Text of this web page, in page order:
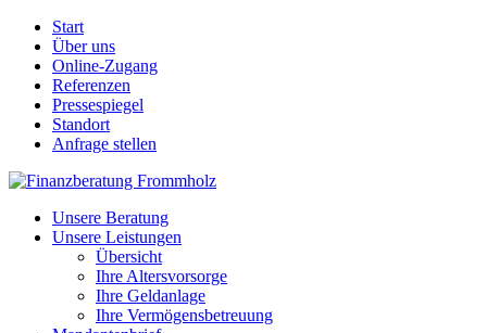
Start
Über uns
Online-Zugang
Referenzen
Pressespiegel
Standort
Anfrage stellen
Unsere Beratung
Unsere Leistungen
Übersicht
Ihre Altersvorsorge
Ihre Geldanlage
Ihre Vermögensbetreuung